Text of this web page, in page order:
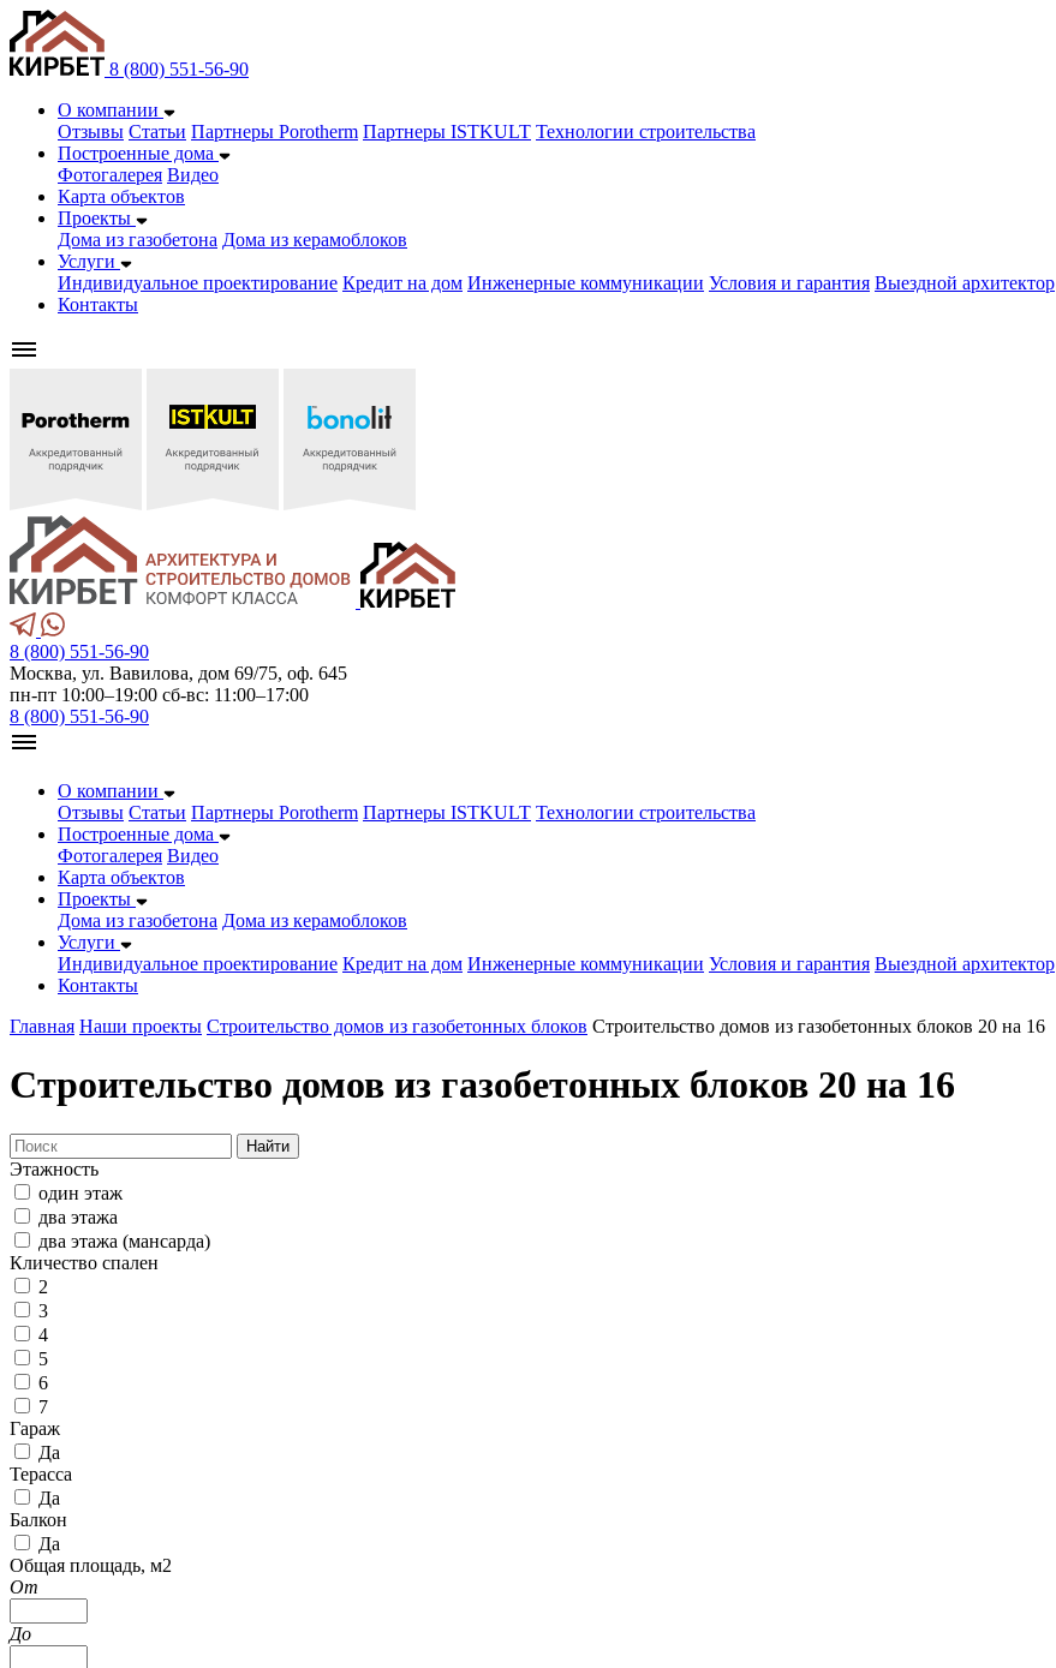
8 (800) 551-56-90
О компании
Отзывы Статьи Партнеры Porotherm Партнеры ISTKULT Технологии строительства
Построенные дома
Фотогалерея Видео
Карта объектов
Проекты
Дома из газобетонa Дома из керамоблоков
Услуги
Индивидуальное проектирование Кредит на дом Инженерные коммуникации Условия и гарантия Выездной архитектор
Контакты
8 (800) 551-56-90
Москва, ул. Вавилова, дом 69/75, оф. 645
пн-пт 10:00–19:00 сб-вс: 11:00–17:00
8 (800) 551-56-90
О компании
Отзывы Статьи Партнеры Porotherm Партнеры ISTKULT Технологии строительства
Построенные дома
Фотогалерея Видео
Карта объектов
Проекты
Дома из газобетонa Дома из керамоблоков
Услуги
Индивидуальное проектирование Кредит на дом Инженерные коммуникации Условия и гарантия Выездной архитектор
Контакты
Главная Наши проекты Строительство домов из газобетонных блоков Строительство домов из газобетонных блоков 20 на 16
Строительство домов из газобетонных блоков 20 на 16
Найти
Этажность
один этаж
два этажа
два этажа (мансарда)
Кличество спален
2
3
4
5
6
7
Гараж
Да
Терасса
Да
Балкон
Да
Общая площадь, м2
От
До